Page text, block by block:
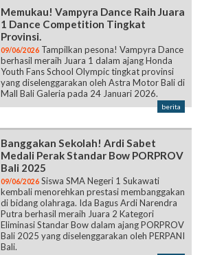
Memukau! Vampyra Dance Raih Juara
1 Dance Competition Tingkat
Provinsi.
09/06/2026 Tampilkan pesona! Vampyra Dance
berhasil meraih Juara 1 dalam ajang Honda
Youth Fans School Olympic tingkat provinsi
yang diselenggarakan oleh Astra Motor Bali di
Mall Bali Galeria pada 24 Januari 2026.
berita
Banggakan Sekolah! Ardi Sabet
Medali Perak Standar Bow PORPROV
Bali 2025
09/06/2026 Siswa SMA Negeri 1 Sukawati
kembali menorehkan prestasi membanggakan
di bidang olahraga. Ida Bagus Ardi Narendra
Putra berhasil meraih Juara 2 Kategori
Eliminasi Standar Bow dalam ajang PORPROV
Bali 2025 yang diselenggarakan oleh PERPANI
Bali.